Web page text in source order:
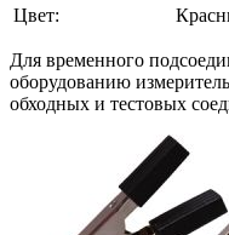
Цвет:
Для временного
оборудованию
обходных и тестовых